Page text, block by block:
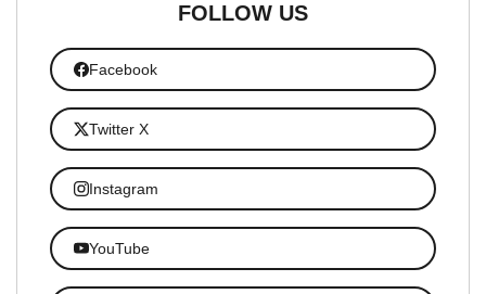
FOLLOW US
Facebook
Twitter X
Instagram
YouTube